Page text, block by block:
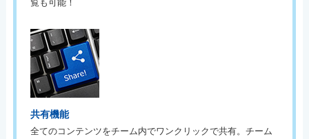
覧も可能！
共有機能
全てのコンテンツをチーム内でワンクリックで共有。チーム